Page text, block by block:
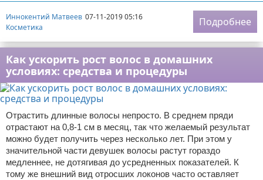
Иннокентий Матвеев 07-11-2019 05:16
Косметика
Подробнее
Как ускорить рост волос в домашних
условиях: средства и процедуры
Отрастить длинные волосы непросто. В среднем пряди
отрастают на 0,8-1 см в месяц, так что желаемый результат
можно будет получить через несколько лет. При этом у
значительной части девушек волосы растут гораздо
медленнее, не дотягивая до усредненных показателей. К
тому же внешний вид отросших локонов часто оставляет